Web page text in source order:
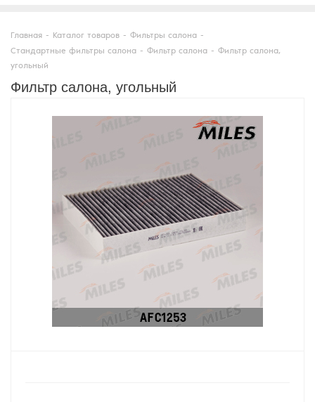
Главная - Каталог товаров - Фильтры салона -
Стандартные фильтры салона - Фильтр салона - Фильтр салона,
угольный
Фильтр салона, угольный